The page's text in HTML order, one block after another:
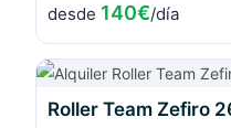
desde 140€/día
Roller Team Zefiro